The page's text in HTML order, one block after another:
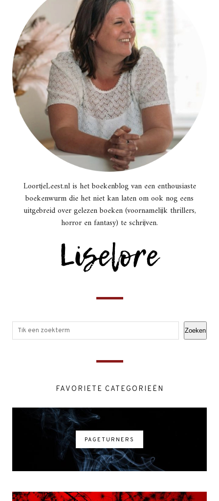
LoortjeLeest.nl is het boekenblog van een enthousiaste
boekenwurm die het niet kan laten om ook nog eens
uitgebreid over gelezen boeken (voornamelijk thrillers,
horror en fantasy) te schrijven.
Zoeken
FAVORIETE CATEGORIEËN
PAGETURNERS